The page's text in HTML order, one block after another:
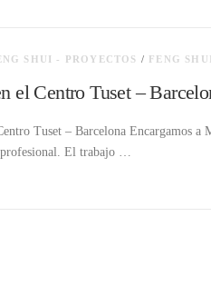
SHUI - PROYECTOS / FENG
el Centro Tuset –
Tuset – Barcelona Encargamos
profesional. El trabajo …